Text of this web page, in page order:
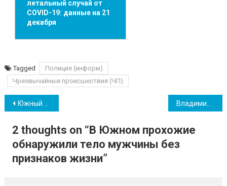
летальный случай от
COVID-19: данные на 21
декабря
Tagged
Полиция (информ)
Чрезвычайные происшествия (ЧП)
Навігація
записів
Южный на день останется без света и воды
2 thoughts on “В Южном прохожие
обнаружили тело мужчины без
признаков жизни”